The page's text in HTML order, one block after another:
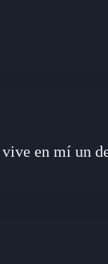
en mí un